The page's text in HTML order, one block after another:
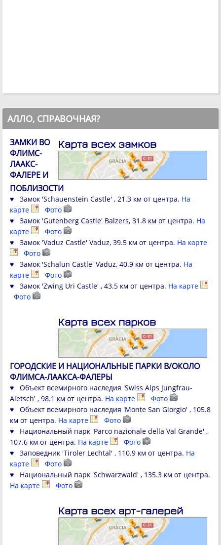
АЛЛО, СПРАВОЧНАЯ?
Карта всех замков
ЗАМКИ ВО
ФЛИМС-
ЛААКС-
ФАЛЕРЕ И
ПОБЛИЗОСТИ
♥ Замок 'Schauenstein Castle' , 21.3 км от центра. На
карте
Фото
♥ Замок 'Gutenberg Castle' Balzers, 31.8 км от центра. На
карте
Фото
♥ Замок 'Vaduz Castle' Vaduz, 39.5 км от центра. На карте
Фото
♥ Замок 'Schalun Castle' Vaduz, 40.9 км от центра. На
карте
Фото
♥ Замок 'Zwing Uri Castle' , 43.5 км от центра. На карте
Фото
Карта всех парков
ГОРОДСКИЕ И НАЦИОНАЛЬНЫЕ ПАРКИ В/ОКОЛО
ФЛИМСА-ЛААКСА-ФАЛЕРЫ
♥ Объект всемирного наследия 'Swiss Alps Jungfrau-
Aletsch' , 98.1 км от центра. На карте
Фото
♥ Объект всемирного наследия 'Monte San Giorgio' , 105.8
км от центра. На карте
Фото
♥ Национальный парк 'Parco nazionale della Val Grande' ,
107.6 км от центра. На карте
Фото
♥ Заповедник 'Tiroler Lechtal' , 110.9 км от центра. На
карте
Фото
♥ Национальный парк 'Schwarzwald' , 135.3 км от центра.
На карте
Фото
Карта всех арт-галерей